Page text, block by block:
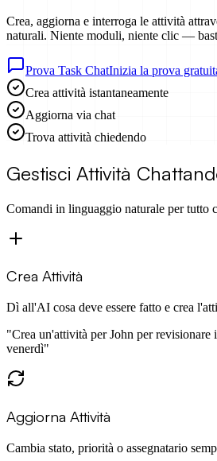
Crea, aggiorna e interroga le attività
naturali. Niente moduli, niente clic —
Prova Task ChatInizia la prova
Crea attività istantaneamente
Aggiorna via chat
Trova attività chiedendo
Gestisci Attività
Comandi in linguaggio naturale per tutto
Crea Attività
Dì all'AI cosa deve essere fatto e crea
"Crea un'attività per John per
venerdì"
Aggiorna Attività
Cambia stato, priorità o assegnatario